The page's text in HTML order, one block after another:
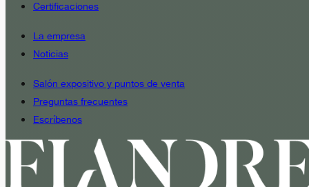
Certificaciones
La empresa
Noticias
Salón expositivo y puntos de venta
Preguntas frecuentes
Escríbenos